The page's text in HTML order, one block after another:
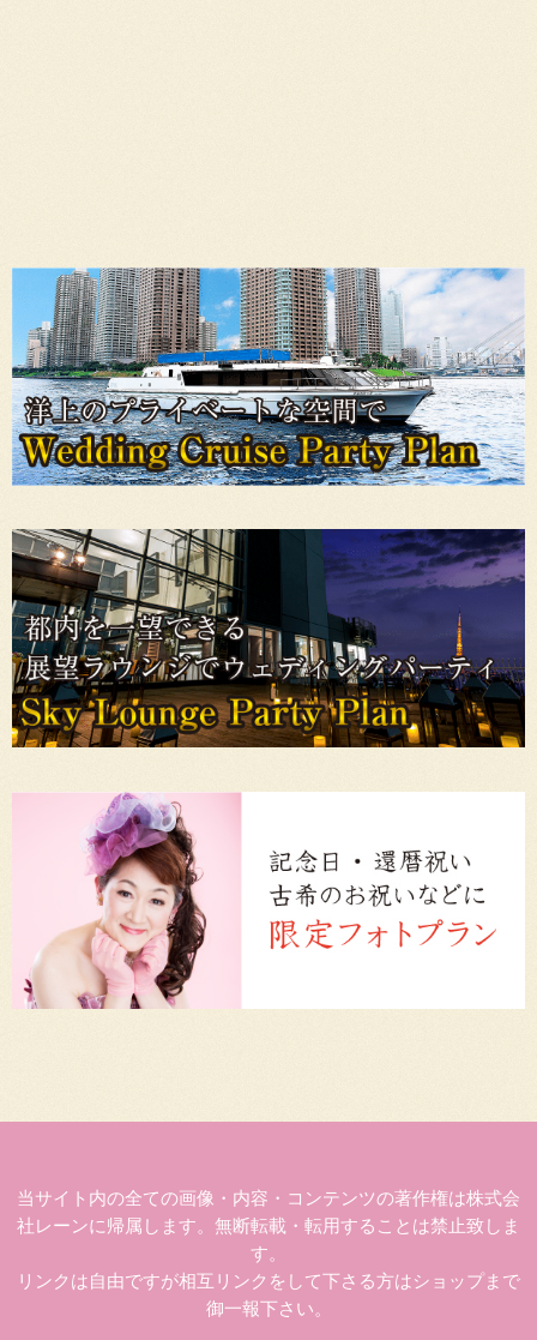
当サイト内の全ての画像・内容・コンテンツの著作権は株式会
社レーンに帰属します。無断転載・転用することは禁止致しま
す。
リンクは自由ですが相互リンクをして下さる方はショップまで
御一報下さい。